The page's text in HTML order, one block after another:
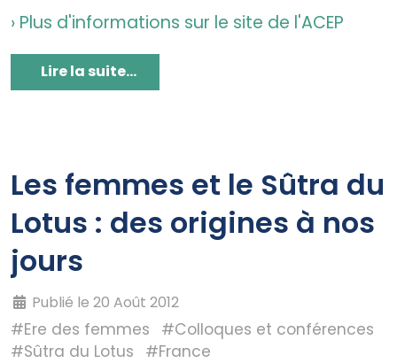
› Plus d'informations sur le site de l'ACEP
Lire la suite...
Les femmes et le Sûtra du
Lotus : des origines à nos
jours
Publié le 20 Août 2012
#Ere des femmes
#Colloques et conférences
#Sûtra du Lotus
#France